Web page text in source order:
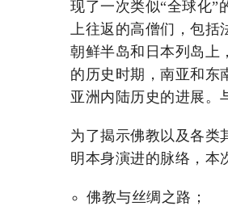
现了一次类似“全球化”
上往返的高僧们，包
朝鲜半岛和日本列岛上
的历史时期，南亚和东
亚洲内陆历史的进展。
为了揭示佛教以及各类
明本身演进的脉络，本
佛教与丝绸之路；